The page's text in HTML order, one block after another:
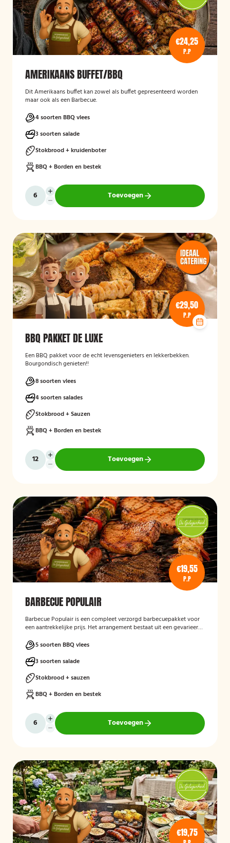
€24,25
P.P
AMERIKAANS BUFFET/BBQ
Dit Amerikaans buffet kan zowel als buffet gepresenteerd worden
maar ook als een Barbecue.
4 soorten BBQ vlees
3 soorten salade
Stokbrood + kruidenboter
BBQ + Borden en bestek
Toevoegen
€29,50
P.P
BBQ PAKKET DE LUXE
Een BBQ pakket voor de echt levensgenieters en lekkerbekken.
Bourgondisch genieten!!
8 soorten vlees
4 soorten salades
Stokbrood + Sauzen
BBQ + Borden en bestek
Toevoegen
€19,55
P.P
BARBECUE POPULAIR
Barbecue Populair is een compleet verzorgd barbecuepakket voor
een aantrekkelijke prijs. Het arrangement bestaat uit een gevarieerde
stokbrood. Daarnaast worden barbecue, borden en bestek
meegeleverd en weer opgehaald, zodat gasten zorgeloos kunnen
genieten van een gezellige barbecue.
5 soorten BBQ vlees
3 soorten salade
Stokbrood + sauzen
BBQ + Borden en bestek
Toevoegen
€19,75